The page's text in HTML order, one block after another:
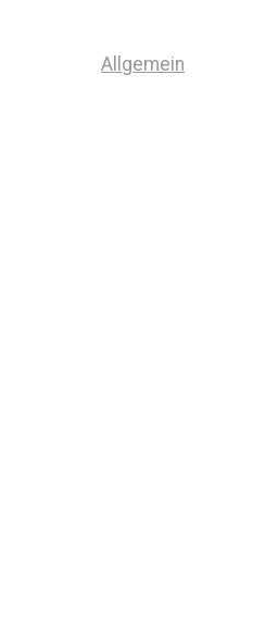
Allgemein